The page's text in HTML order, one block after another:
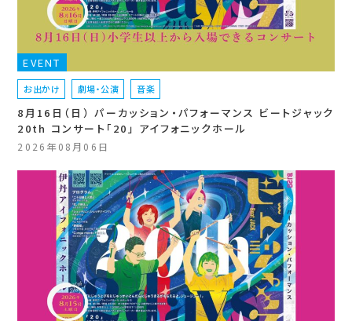
EVENT
お出かけ 劇場・公演 音楽
8月16日（日） パーカッション・パフォーマンス ビートジャック
20th コンサート「20」 アイフォニックホール
2026年08月06日